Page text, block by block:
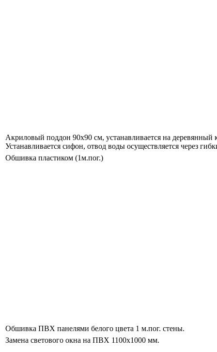
Акриловый поддон 90х90 см, устанавливается на деревянный
Устанавливается сифон, отвод воды осуществляется через
Обшивка пластиком (1м.пог.)
Обшивка ПВХ панелями белого цвета 1 м.пог. стены.
Замена светового окна на ПВХ 1100х1000 мм.